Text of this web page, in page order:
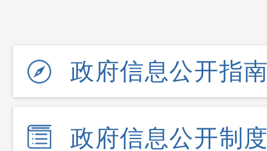
政府信息公开指
政府信息公开制